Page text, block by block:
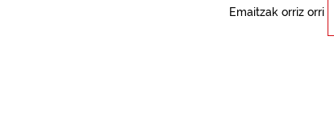
Emaitzak orriz orri